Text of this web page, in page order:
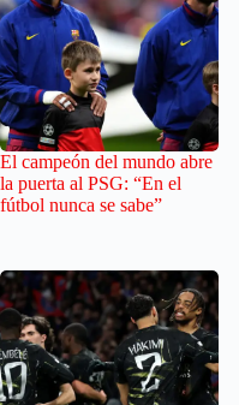
El campeón del mundo abre
la puerta al PSG: “En el
fútbol nunca se sabe”